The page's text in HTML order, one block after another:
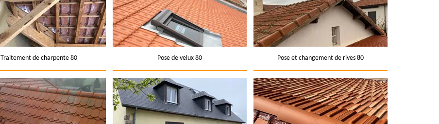
Traitement de charpente 80 Pose de velux 80 Pose et changement de rives 80